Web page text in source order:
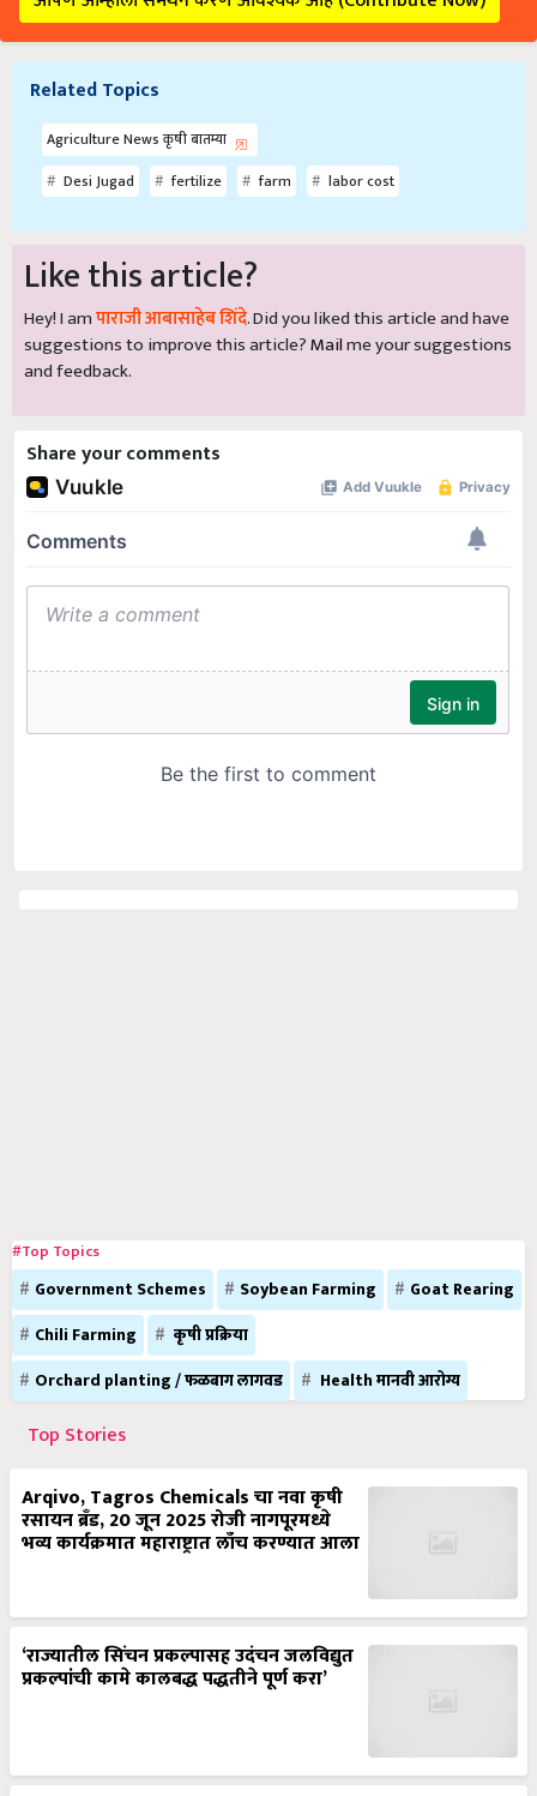
Related Topics
Agriculture News कृषी बातम्या
Desi Jugad
fertilize farm labor cost
Like this article?
Hey! I amपाराजी आबासाहेब शिंदे. Did you liked this article and have
suggestions to improve this article?Mailme your suggestions
and feedback.
Share your comments
#Top Topics
Government Schemes Soybean Farming
Goat Rearing
Chili Farming
कृषी प्रक्रिया
Orchard planting / फळबाग लागवड
Health मानवी आरोग्य
Top Stories
Arqivo, Tagros Chemicals चा नवा कृषी
रसायन ब्रँड, 20 जून 2025 रोजी नागपूरमध्ये
भव्य कार्यक्रमात महाराष्ट्रात लाँच करण्यात आला
‘राज्यातील सिंचन प्रकल्पासह उदंचन जलविद्युत
प्रकल्पांची कामे कालबद्ध पद्धतीने पूर्ण करा’